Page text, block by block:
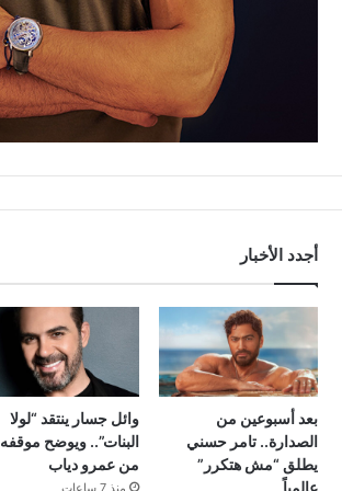
أجدد الأخبار
بعد أسبوعين من
الصدارة.. تامر حسني
يطلق “مش هتكرر”
عالمياً
وائل جسار ينتقد “لولا
البنات”.. ويوضح موقفه
من عمرو دياب
منذ 7 ساعات